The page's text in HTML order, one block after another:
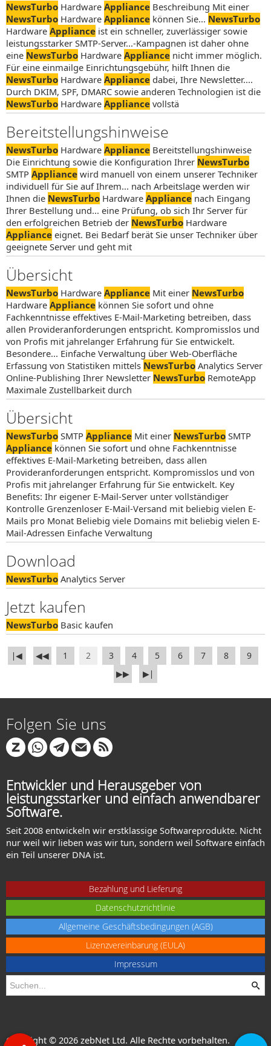
NewsTurbo Hardware Appliance Beschreibung Mit einer
NewsTurbo Hardware Appliance können Sie... NewsTurbo
Hardware Appliance ist ein schneller, zuverlässiger sowie
leistungsstarker SMTP-Server...-Kampagnen ist daher ohne
eine NewsTurbo Hardware Appliance nicht immer möglich.
Für eine einmailge Einrichtungsgebühr, hilft Ihnen die
NewsTurbo Hardware Appliance dabei, Ihre Newsletter....
Durch DKIM, SPF, DMARC sowie anderen Technologien ist die
NewsTurbo Hardware Appliance vollstä
Bereitstellungshinweise
NewsTurbo Hardware Appliance Bereitstellungshinweise
Die Einrichtung sowie die Konfiguration Ihrer NewsTurbo
SMTP Appliance wird manuell von einem unserer Techniker
individuell für Sie auf Ihrem... nach Arbeitslage werden wir
Ihnen die NewsTurbo Hardware Appliance nach Eingang
Ihrer Bestellung und... eine Prüfung, ob sich Ihr Server für
den erfolgreichen Betrieb der NewsTurbo Hardware
Appliance eignet. Bei Bedarf berät Sie unser Techniker über
geeignete Server und geht mit
Übersicht
NewsTurbo Hardware Appliance Mit einer NewsTurbo
Hardware Appliance können Sie sofort und ohne
Fachkenntnisse effektives E-Mail-Marketing betreiben, dass
allen Provideranforderungen entspricht. Kompromisslos und
von Profis mit jahrelanger Erfahrung für Sie entwickelt.
Besondere... Einfache Verwaltung über Web-Oberfläche
Erfassung von Statistiken mittels NewsTurbo Analytics Server
Online-Publishing Ihrer Newsletter NewsTurbo RemoteApp
Maximale Zustellbarkeit durch
Übersicht
NewsTurbo SMTP Appliance Mit einer NewsTurbo SMTP
Appliance können Sie sofort und ohne Fachkenntnisse
effektives E-Mail-Marketing betreiben, dass allen
Provideranforderungen entspricht. Kompromisslos und von
Profis mit jahrelanger Erfahrung für Sie entwickelt. Key
Benefits: Ihr eigener E-Mail-Server unter vollständiger
Kontrolle Grenzenloser E-Mail-Versand mit beliebig vielen E-
Mails pro Monat Beliebig viele Domains mit beliebig vielen E-
Mail-Adressen Einfache Verwaltung
Download
NewsTurbo Analytics Server
Jetzt kaufen
NewsTurbo Basic kaufen
∣◀ ◀◀ 1 2 3 4 5 6 7 8
9
▶▶
▶∣
Folgen Sie uns
Entwickler und Herausgeber von
leistungsstarker und einfach anwendbarer
Software.
Seit 2008 entwickeln wir erstklassige Softwareprodukte. Nicht
nur weil wir lieben was wir tun, sondern weil Software einfach
ein Teil unserer DNA ist.
Bezahlung und Lieferung
Datenschutzrichtlinie
Allgemeine Geschäftsbedingungen (AGB)
Lizenzvereinbarung (EULA)
Impressum
Copyright © 2026 zebNet Ltd. Alle Rechte vorbehalten.